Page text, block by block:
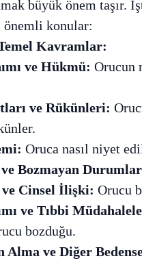
büyük önem taşır.
önemli konular:
Kavramlar:
ve Hükmü: Orucun
ve Rükünleri:
Oruca nasıl niyet
Bozmayan
ve Cinsel İlişki: Orucu
ve Tıbbi
bozduğu.
Alma ve Diğer